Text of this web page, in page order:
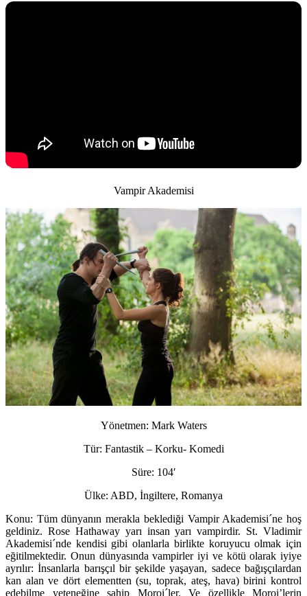
Vampir Akademisi
Yönetmen: Mark Waters
Tür: Fantastik – Korku- Komedi
Süre: 104′
Ülke: ABD, İngiltere, Romanya
Konu: Tüm dünyanın merakla beklediği Vampir Akademisi´ne hoş
geldiniz. Rose Hathaway yarı insan yarı vampirdir. St. Vladimir
Akademisi´nde kendisi gibi olanlarla birlikte koruyucu olmak için
eğitilmektedir. Onun dünyasında vampirler iyi ve kötü olarak iyiye
ayrılır: İnsanlarla barışçıl bir şekilde yaşayan, sadece bağışçılardan
kan alan ve dört elementten (su, toprak, ateş, hava) birini kontrol
edebilme yeteneğine sahip Moroi´ler. Ve özellikle Moroi’lerin